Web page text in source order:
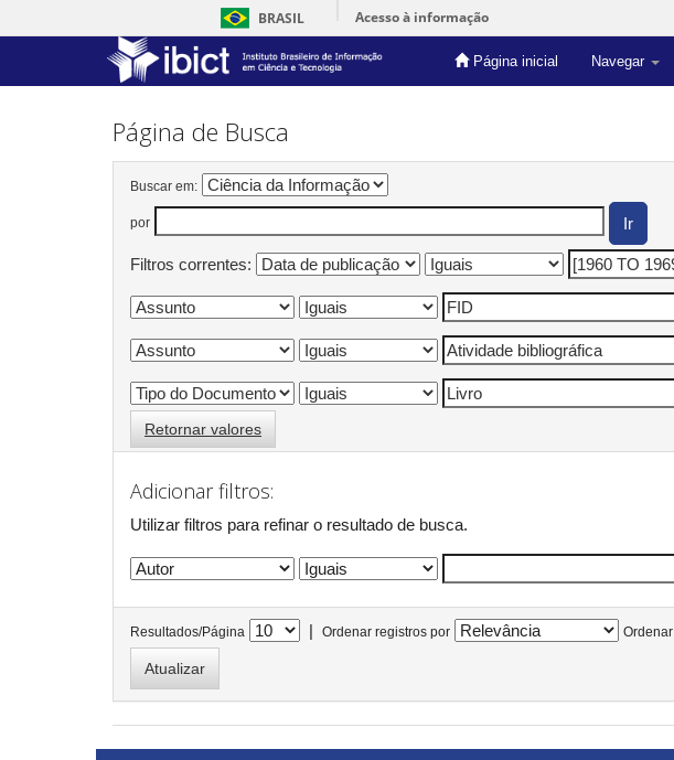
BRASIL Acesso à informação
Página inicial Navegar
Skip
Página de Busca
Buscar em:
por
Filtros correntes:
Retornar valores
Adicionar filtros:
Utilizar filtros para refinar o resultado de busca.
Resultados/Página | Ordenar registros por Ordenar